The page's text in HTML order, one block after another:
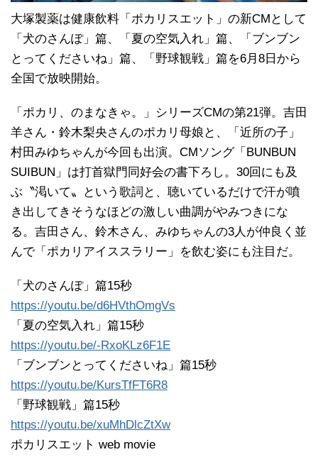
大塚製薬は健康飲料「ポカリスエット」の新CMとして
「犬のさんぽ」篇、「夏の空気入れ」篇、「ブンブン
とってくださいね」篇、「野球観戦」篇を6月8日から
全国で放映開始。
「ポカリ、のまなきゃ。」シリーズCMの第21弾。吉田
羊さん・鈴木梨央さんのポカリ母娘と、「近所の子」
村田みゆちゃんが今回も出演。CMソング「BUNBUN
SUIBUN」は打首獄門同好会の書下ろし。30回にも及
ぶ〝渇いて〟という歌詞と、聴いているだけで汗が噴
き出してきそうなほどの激しい曲調がやみつきにな
る。吉田さん、鈴木さん、みゆちゃんの3人が仲良く並
んで「ポカリアイススラリー」を飲む姿にも注目だ。
「犬のさんぽ」篇15秒
https://youtu.be/d6HVthOmgVs
「夏の空気入れ」篇15秒
https://youtu.be/-RxoKLz6F1E
「ブンブンとってくださいね」篇15秒
https://youtu.be/KursTfFT6R8
「野球観戦」篇15秒
https://youtu.be/xuMhDlcZtXw
ポカリスエット web movie